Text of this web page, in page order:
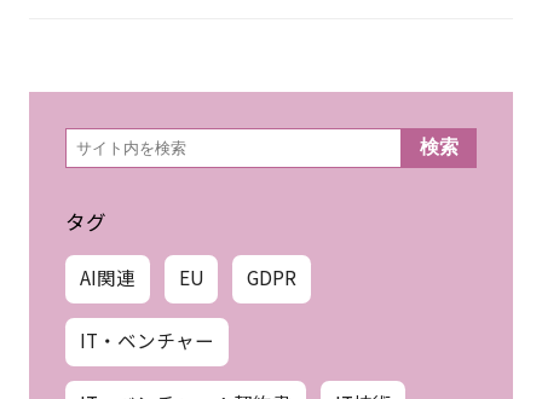
検
索 検索
タグ
AI関連 EU GDPR
IT・ベンチャー